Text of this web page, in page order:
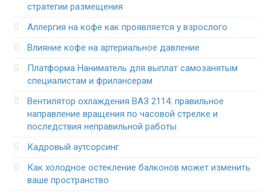
стратегии размещения
Аллергия на кофе как проявляется у взрослого
Влияние кофе на артериальное давление
Платформа Наниматель для выплат самозанятым
специалистам и фрилансерам
Вентилятор охлаждения ВАЗ 2114: правильное
направление вращения по часовой стрелке и
последствия неправильной работы
Кадровый аутсорсинг
Как холодное остекление балконов может изменить
ваше пространство